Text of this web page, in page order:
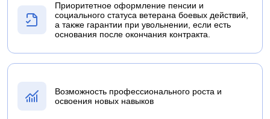
Приоритетное оформление пенсии и
социального статуса ветерана боевых действий,
а также гарантии при увольнении, если есть
основания после окончания контракта.
Возможность профессионального роста и
освоения новых навыков